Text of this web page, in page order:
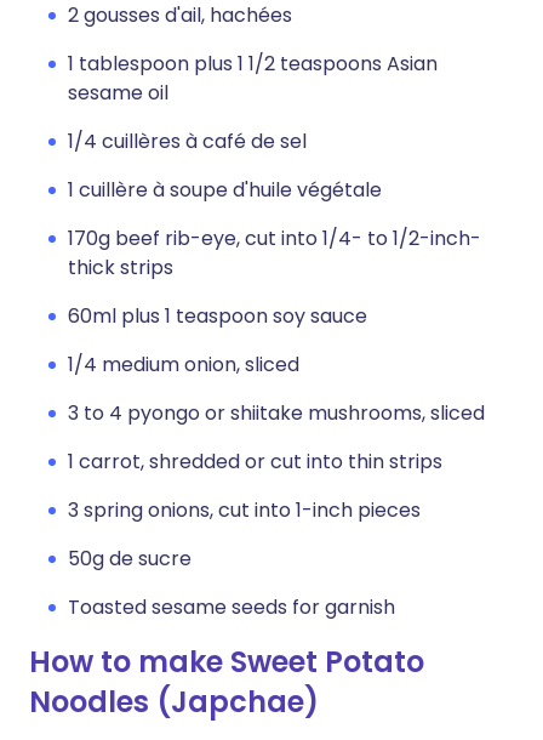
2 gousses d'ail, hachées
1 tablespoon plus 1 1/2 teaspoons Asian
sesame oil
1/4 cuillères à café de sel
1 cuillère à soupe d'huile végétale
170g beef rib-eye, cut into 1/4- to 1/2-inch-
thick strips
60ml plus 1 teaspoon soy sauce
1/4 medium onion, sliced
3 to 4 pyongo or shiitake mushrooms, sliced
1 carrot, shredded or cut into thin strips
3 spring onions, cut into 1-inch pieces
50g de sucre
Toasted sesame seeds for garnish
How to make Sweet Potato
Noodles (Japchae)